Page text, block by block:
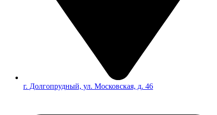
г. Долгопрудный, ул. Московская, д. 46